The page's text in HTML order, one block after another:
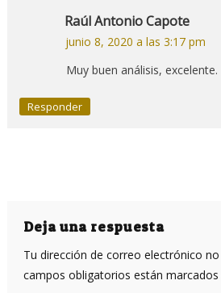
Raúl Antonio Capote
junio 8, 2020 a las 3:17 pm
Muy buen análisis, excelente.
Responder
Deja una respuesta
Tu dirección de correo electrónico no
campos obligatorios están marcados